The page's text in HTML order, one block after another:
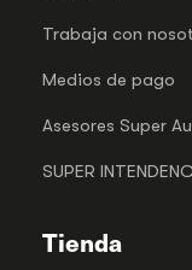
Trabaja con
Medios de pago
Asesores Super
SUPER
Tienda